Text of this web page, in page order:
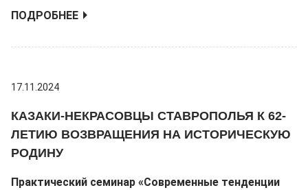
ПОДРОБНЕЕ
17.11.2024
КАЗАКИ-НЕКРАСОВЦЫ СТАВРОПОЛЬЯ К 62-
ЛЕТИЮ ВОЗВРАЩЕНИЯ НА ИСТОРИЧЕСКУЮ
РОДИНУ
Практический семинар «Современные тенденции